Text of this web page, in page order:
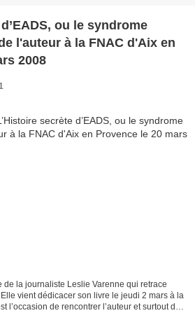
ou le syndrome
l'auteur à la FNAC d'Aix en
2008
la journaliste Leslie Varenne qui retrace
Elle vient dédicacer son livre le jeudi 2 mars à la
l’occasion de rencontrer l’auteur et surtout de